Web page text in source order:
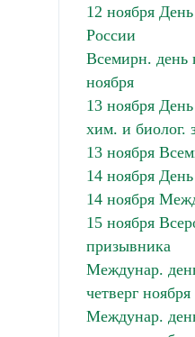
12 ноября
России
Всемирн. день
ноября
13 ноября
хим. и биолог.
13 ноября
14 ноября
14 ноября
15 ноября
призывника
Междунар.
четверг ноября
Междунар.